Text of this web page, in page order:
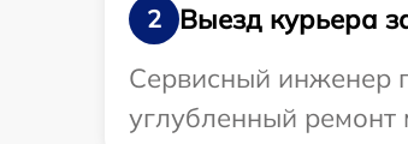
2
Выезд курьера
Сервисный инженер
углубленный ремонт